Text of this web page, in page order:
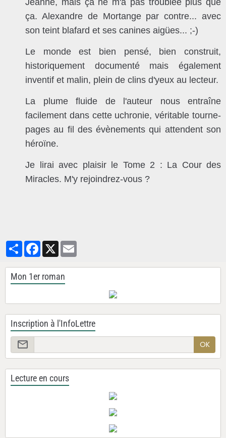
ça. Alexandre de Mortange par contre... avec
son teint blafard et ses canines aigües... ;-)
Le monde est bien pensé, bien construit,
historiquement documenté mais également
inventif et malin, plein de clins d'yeux au lecteur.
La plume fluide de l'auteur nous entraîne
facilement dans cette uchronie, véritable tourne-
pagesau fil des évènements qui attendent son
héroïne.
Je lirai avec plaisir le Tome 2 : La Cour des
Miracles. M'y rejoindrez-vous ?
PartagerFacebook
X
Mon 1er roman
Inscription à l'InfoLettre
OK
Lecture en cours